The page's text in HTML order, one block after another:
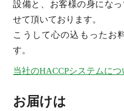
設備と、お客様の身にな
せて頂いております。
こうして心の込もったお
す。
当社のHACCPシステムにつ
お届けは